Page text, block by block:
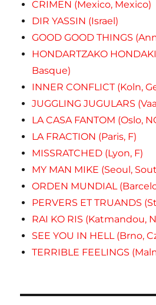
CRIMEN (Mexico, Mexico)
DIR YASSIN (Israel)
GOOD GOOD THINGS
HONDARTZAKO
Basque)
INNER CONFLICT (Koln,
JUGGLING JUGULARS
LA CASA FANTOM (Oslo,
LA FRACTION (Paris, F)
MISSRATCHED (Lyon, F)
MY MAN MIKE (Seoul,
ORDEN MUNDIAL
PERVERS ET TRUANDS
RAI KO RIS (Katmandou,
SEE YOU IN HELL (Brno,
TERRIBLE FEELINGS